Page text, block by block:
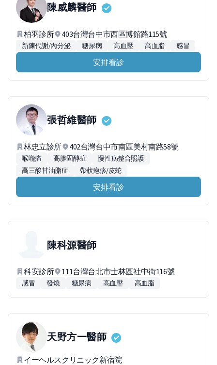
陳威麟醫師
柏羽診所 403台灣台中市西區博館路115號
新陳代謝/內分泌 糖尿病 高血壓 高血脂 感冒
安排看診
張哲維醫師
林忠立診所 402台灣台中市南區美村南路58號
喉嚨痛 高膽固醇症
慢性病整合照護
高三酸甘油脂症
帶狀疱疹/皮蛇
安排看診
陳科源醫師
科安診所 111台灣台北市士林區社中街116號
感冒 發燒 糖尿病 高血壓 高血脂
天野方一醫師
イーヘルスクリニック新宿院